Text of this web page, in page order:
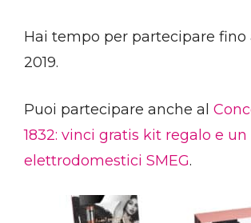
Hai tempo per partecipare fino
2019.
Puoi partecipare anche al
1832: vinci gratis kit regalo e un
elettrodomestici SMEG.